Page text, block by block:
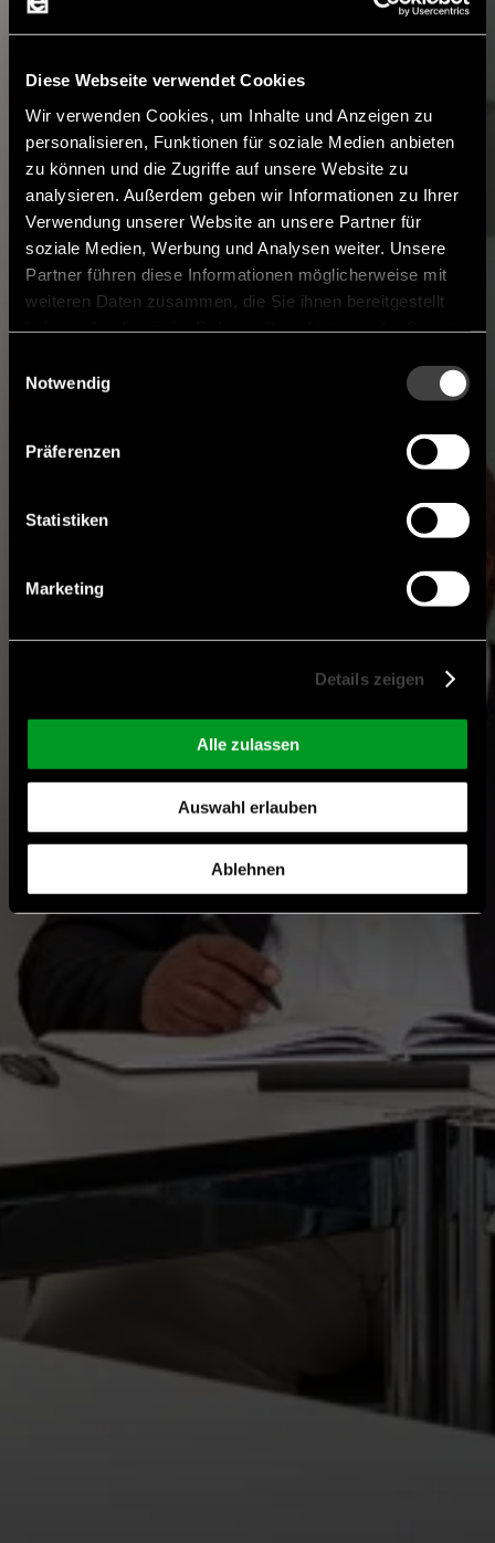
Diese Webseite verwendet Cookies
Wir verwenden Cookies, um Inhalte und Anzeigen zu
personalisieren, Funktionen für soziale Medien anbieten
zu können und die Zugriffe auf unsere Website zu
analysieren. Außerdem geben wir Informationen zu Ihrer
Verwendung unserer Website an unsere Partner für
soziale Medien, Werbung und Analysen weiter. Unsere
Partner führen diese Informationen möglicherweise mit
weiteren Daten zusammen, die Sie ihnen bereitgestellt
Notwendig
Präferenzen
Statistiken
Marketing
Details zeigen
Alle zulassen
Auswahl erlauben
Ablehnen